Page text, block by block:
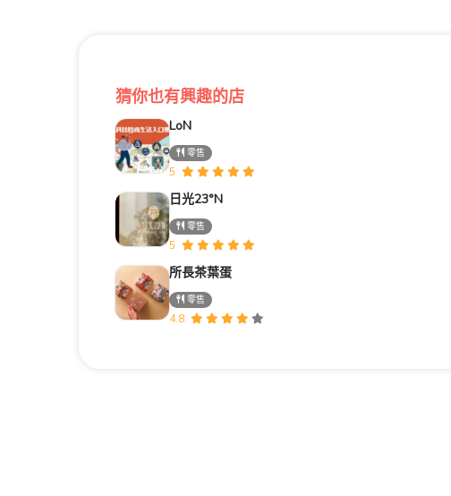
猜你也有興趣的店
LoN
零售
5
日光23°N
零售
5
所長茶葉蛋
零售
4.8